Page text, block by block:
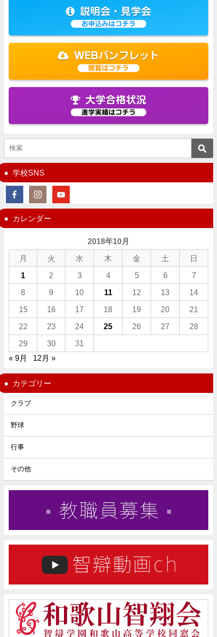
説明会・見学会
お申込みはコチラ
WEBパンフレット
閲覧はコチラ
大学合格状況
進学実績はコチラ
学校SNS
カレンダー
2018年10月
月 火 水 木 金 土 日
1 2 3 4 5 6 7
8 9 10 11 12 13 14
15 16 17 18 19 20 21
22 23 24 25 26 27 28
29 30
31
« 9月
12月 »
カテゴリー
クラブ
野球
行事
その他